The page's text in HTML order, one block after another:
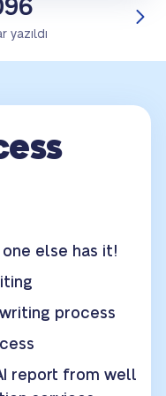
yazıldı
else has it!
process
report from well